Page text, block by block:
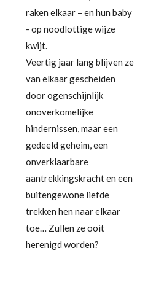
raken elkaar – en hun baby
- op noodlottige wijze
kwijt.
Veertig jaar lang blijven ze
van elkaar gescheiden
door ogenschijnlijk
onoverkomelijke
hindernissen, maar een
gedeeld geheim, een
onverklaarbare
aantrekkingskracht en een
buitengewone liefde
trekken hen naar elkaar
toe… Zullen ze ooit
herenigd worden?